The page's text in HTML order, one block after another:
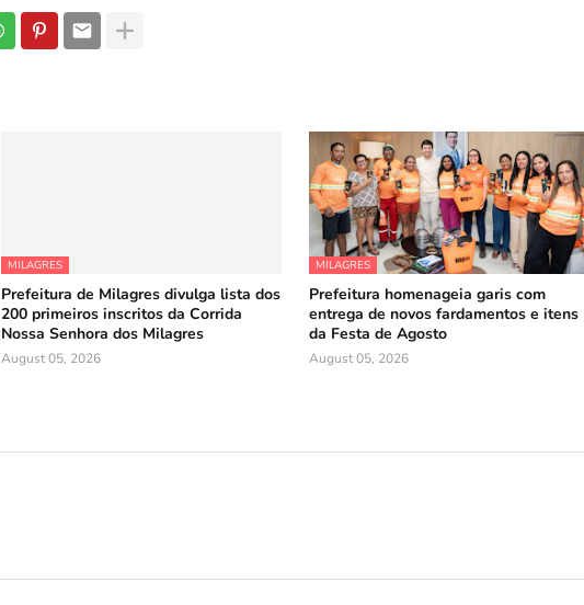
MILAGRES
Prefeitura de Milagres divulga lista dos
200 primeiros inscritos da Corrida
Nossa Senhora dos Milagres
August 05, 2026
MILAGRES
Prefeitura homenageia garis com
entrega de novos fardamentos e itens
da Festa de Agosto
August 05, 2026